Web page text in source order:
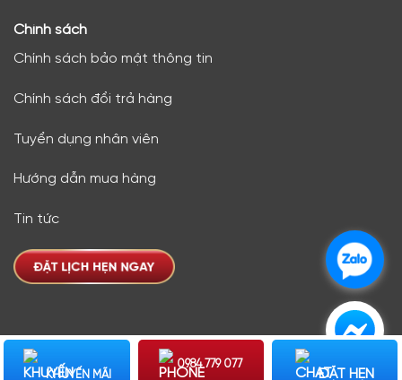
Chính sách
Chính sách bảo mật thông tin
Chính sách đổi trả hàng
Tuyển dụng nhân viên
Hướng dẫn mua hàng
Tin tức
Copyright 2026 © Design by QUEEN SPA
Copyright © 2022 Công Ty CP Tập Đoàn Queen Spa. All
.
.
KHUYẾN MÃI
0984 779 077
ĐẶT HẸN